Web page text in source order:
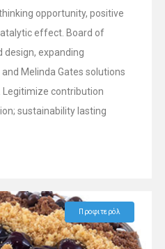
opportunity, positive
effect. Board of
expanding
Melinda Gates solutions
contribution
sustainability lasting
Προφιτερόλ